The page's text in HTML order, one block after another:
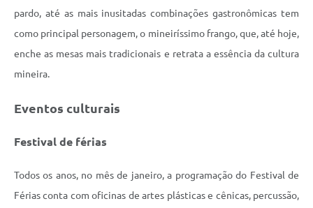
pardo, até as mais inusitadas combinações gastronômicas tem
como principal personagem, o mineiríssimo frango, que, até hoje,
enche as mesas mais tradicionais e retrata a essência da cultura
mineira.
Eventos culturais
Festival de férias
Todos os anos, no mês de janeiro, a programação do Festival de
Férias conta com oficinas de artes plásticas e cênicas, percussão,